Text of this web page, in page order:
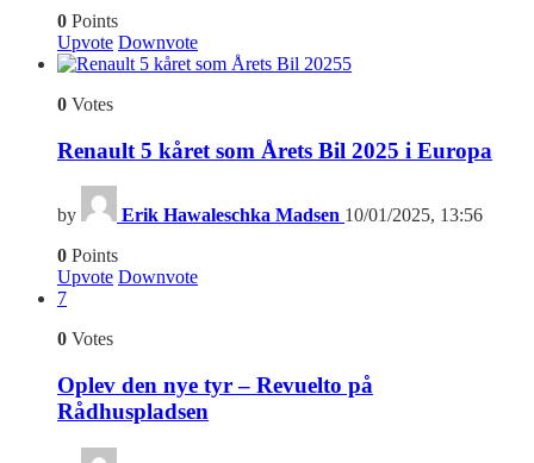
0 Points
Upvote Downvote
5
0 Votes
Renault 5 kåret som Årets Bil 2025 i Europa
by Erik Hawaleschka Madsen 10/01/2025, 13:56
0 Points
Upvote Downvote
7
0 Votes
Oplev den nye tyr – Revuelto på
Rådhuspladsen